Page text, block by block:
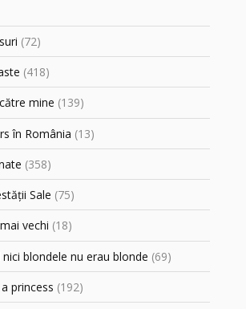
(72)
(418)
mine (139)
în România (13)
(358)
Sale (75)
vechi (18)
blondele nu erau blonde (69)
princess (192)